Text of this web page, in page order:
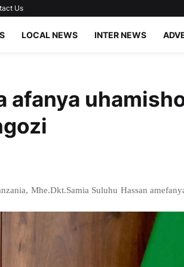
Us
LOCAL NEWS INTER NEWS
afanya
Mhe.Dkt.Samia Suluhu Hassan